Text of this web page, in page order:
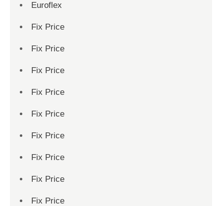
Euroflex
Fix Price
Fix Price
Fix Price
Fix Price
Fix Price
Fix Price
Fix Price
Fix Price
Fix Price